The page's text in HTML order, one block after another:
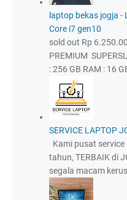
laptop bekas jogja
Core i7 gen10
sold out Rp
PREMIUM
: 256 GB RAM : 16
SERVICE LAPTOP
Kami pusat
tahun, TERBAIK di
segala macam